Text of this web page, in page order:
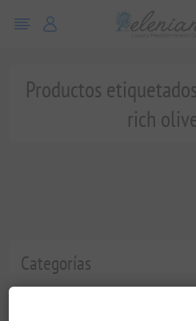
Categorías
Productos
rich